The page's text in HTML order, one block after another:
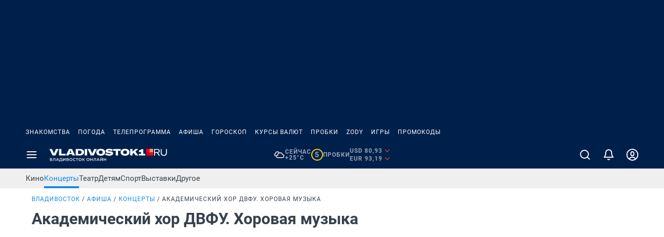
ЗНАКОМСТВА ПОГОДА ТЕЛЕПРОГРАММА АФИША ГОРОСКОП КУРСЫ ВАЛЮТ ПРОБКИ ZODY ИГРЫ ПРОМОКОДЫ
СЕЙЧАС
+25°C
5 ПРОБКИ
USD 80,93
EUR 93,19
КиноКонцертыТеатрДетямСпортВыставкиДругое
ВЛАДИВОСТОК АФИША КОНЦЕРТЫ АКАДЕМИЧЕСКИЙ ХОР ДВФУ. ХОРОВАЯ МУЗЫКА
Академический хор ДВФУ. Хоровая музыка